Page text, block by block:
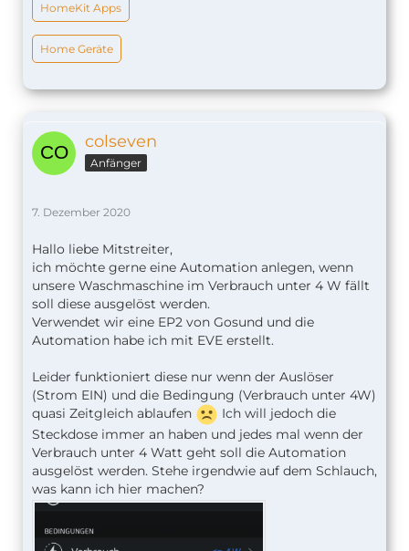
HomeKit Apps
Home Geräte
colseven
Anfänger
7. Dezember 2020
Hallo liebe Mitstreiter,
ich möchte gerne eine Automation anlegen, wenn
unsere Waschmaschine im Verbrauch unter 4 W fällt
soll diese ausgelöst werden.
Verwendet wir eine EP2 von Gosund und die
Automation habe ich mit EVE erstellt.
Leider funktioniert diese nur wenn der Auslöser
(Strom EIN) und die Bedingung (Verbrauch unter 4W)
quasi Zeitgleich ablaufen
Ich will jedoch die
Steckdose immer an haben und jedes mal wenn der
Verbrauch unter 4 Watt geht soll die Automation
ausgelöst werden. Stehe irgendwie auf dem Schlauch,
was kann ich hier machen?